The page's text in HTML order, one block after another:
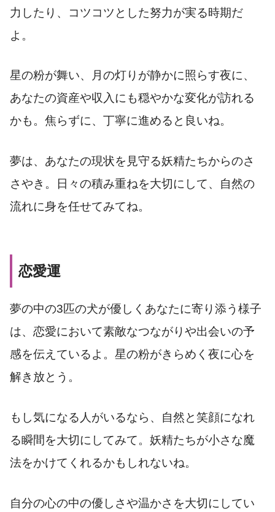
力したり、コツコツとした努力が実る時期だ
よ。
星の粉が舞い、月の灯りが静かに照らす夜に、
あなたの資産や収入にも穏やかな変化が訪れる
かも。焦らずに、丁寧に進めると良いね。
夢は、あなたの現状を見守る妖精たちからのさ
さやき。日々の積み重ねを大切にして、自然の
流れに身を任せてみてね。
恋愛運
夢の中の3匹の犬が優しくあなたに寄り添う様子
は、恋愛において素敵なつながりや出会いの予
感を伝えているよ。星の粉がきらめく夜に心を
解き放とう。
もし気になる人がいるなら、自然と笑顔になれ
る瞬間を大切にしてみて。妖精たちが小さな魔
法をかけてくれるかもしれないね。
自分の心の中の優しさや温かさを大切にしてい